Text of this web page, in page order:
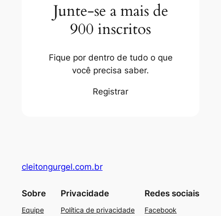
Junte-se a mais de
900 inscritos
Fique por dentro de tudo o que
você precisa saber.
Registrar
cleitongurgel.com.br
Sobre
Equipe
Privacidade
Política de privacidade
Redes sociais
Facebook